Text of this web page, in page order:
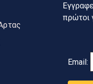
πρώτοι
Email: